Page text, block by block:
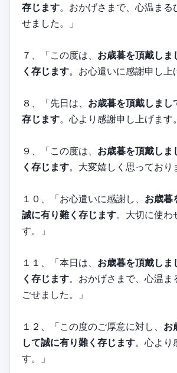
存じます。おかげさまで、心温まる
せました。」
７、「この度は、 お歳暮を頂戴しま
く存じます。お心遣いに感謝申し上
８、「先日は、 お歳暮を頂戴しまし
存じます。心より感謝申し上げます
９、「この度は、 お歳暮を頂戴しま
く存じます。大変嬉しく思っており
１０、「お心遣いに感謝し、 お歳暮
誠に有り難く存じます。大切に使わ
す。」
１１、「本日は、 お歳暮を頂戴しま
く存じます。おかげさまで、心温ま
ごせました。」
１２、「この度のご厚意に対し、 お
して誠に有り難く存じます。心より
す。」